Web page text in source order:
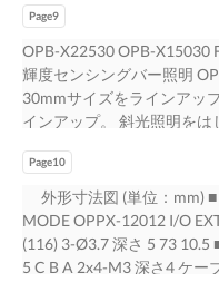
め、変更漏れなく、 ・ 調
が可能です。 etc… etc…
クアップファイルを 照明2
プとしてだけでなく、 ・
利用できます。 ・ 調
例：品種段取り替え時の設
OPPXならレシピ1つだけの
項目 ・ 書き換え時間
スの防止 ② 発光時間 ③
遅延時間 変更項目 左記
ード切替（ストロボ
ック設定 ワークA ワーク
Works2、GX Works3 でネ
が可能です。 画像処理用
器、その他の制御機器、
括した管理が可能となり、
能LED照明コントローラ エ
ケンサ OPPXシリーズ セ
シリーズ フィードバック
予知保全に利用できます。
ング 輝度・温度の測定値表
測定 ・ フィードバック制御
・ モニタ値 NE・W 累積
W 電流値 OPB-Xシリーズ
延長ケーブルによる電圧降
ーラ上で輝度・温度の測定
た場合、工場出荷当時の輝
力電圧を自動で補正します
正調光値」として確認でき
個体ID※ ・補正調光値 ・
Page9
OPB-X22530 OPB-X15030
輝度センシングバー照明
30mmサイズをラインアッ
インアップ。 斜光照明を
をラインアップ 15mm 予定
4倍の明るさアップ 従来の
倍の明るさアップを実現し
バー照明OPBシリーズ（セ
照明OPBシリーズ（センシ
Page10
外形寸法図 (単位：mm) ■
MODE OPPX-12012 I/O
(116) 3-Ø3.7 深さ 5 73 10.5
5 C B A 2x4-M3 深さ4 ケー